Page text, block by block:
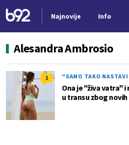
Najnovije Info
Alesandra Ambrosio
1 "SAMO TAKO
Ona je "živa vatra" i
u transu zbog novih